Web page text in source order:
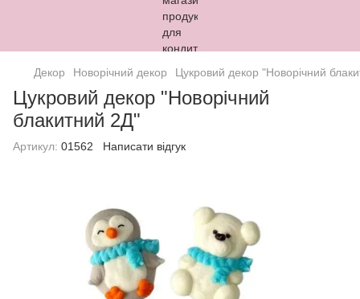
Декор Новорічний декор Цукровий декор "Новорічний
Цукровий декор "Новорічний
блакитний 2Д"
Артикул: 01562 Написати відгук